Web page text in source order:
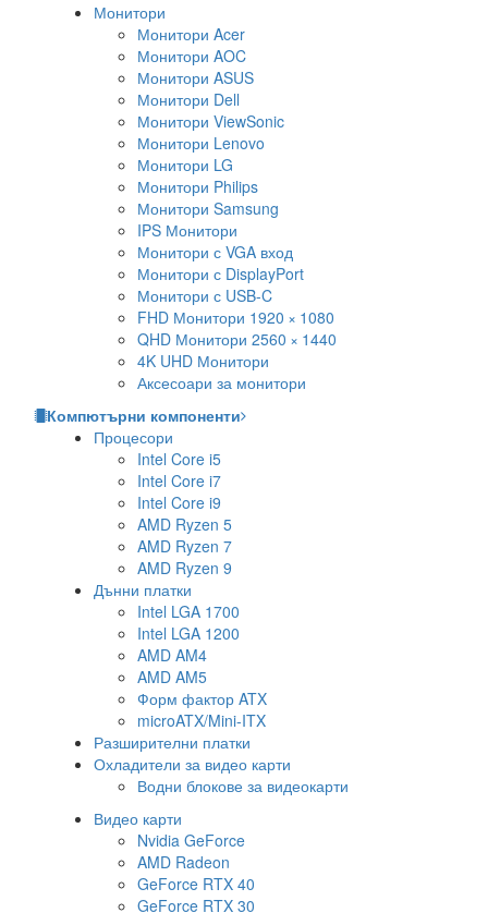
Монитори
Монитори Acer
Монитори AOC
Монитори ASUS
Монитори Dell
Монитори ViewSonic
Монитори Lenovo
Монитори LG
Монитори Philips
Монитори Samsung
IPS Монитори
Монитори с VGA вход
Монитори с DisplayPort
Монитори с USB-C
FHD Монитори 1920 × 1080
QHD Монитори 2560 × 1440
4K UHD Монитори
Аксесоари за монитори
Компютърни компоненти
Процесори
Intel Core i5
Intel Core i7
Intel Core i9
AMD Ryzen 5
AMD Ryzen 7
AMD Ryzen 9
Дънни платки
Intel LGA 1700
Intel LGA 1200
AMD AM4
AMD AM5
Форм фактор ATX
microATX/Mini-ITX
Разширителни платки
Охладители за видео карти
Водни блокове за видеокарти
Видео карти
Nvidia GeForce
AMD Radeon
GeForce RTX 40
GeForce RTX 30